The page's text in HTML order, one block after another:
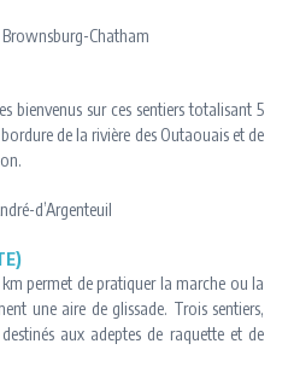
Brownsburg-Chatham
bienvenus sur ces sentiers totalisant 5
de la rivière des Outaouais et de
d’Argenteuil
permet de pratiquer la marche ou la
une aire de glissade. Trois sentiers,
aux adeptes de raquette et de